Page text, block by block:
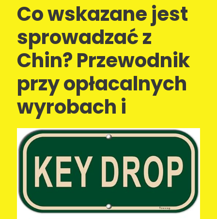
Co wskazane jest
sprowadzać z
Chin? Przewodnik
przy opłacalnych
wyrobach i